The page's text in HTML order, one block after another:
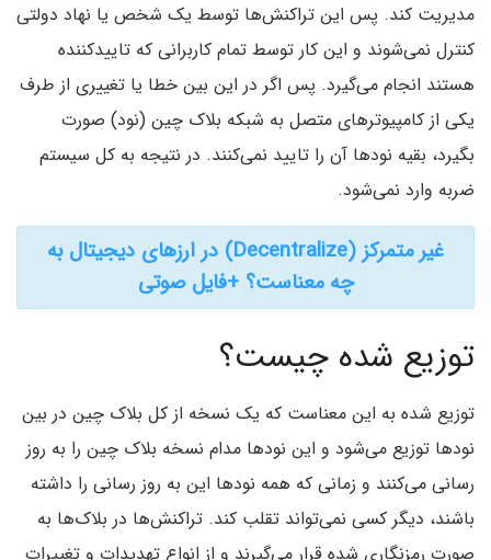
مدیریت کند. پس این تراکنش‌ها توسط یک شخص یا نهاد دولتی
کنترل نمی‌شوند و این کار توسط تمام کاربرانی که تاییدکننده
هستند انجام می‌گیرد. پس اگر در این بین خطا یا تغییری از طرف
یکی از کامپیوترهای متصل به شبکه بلاک چین (نود) صورت
بگیرد، بقیه نودها آن را تایید نمی‌کنند. در نتیجه به کل سیستم
ضربه وارد نمی‌شود.
غیر متمرکز (Decentralize) در ارزهای دیجیتال به
چه معناست؟ +فایل صوتی
توزیع شده چیست؟
توزیع شده به این معناست که یک نسخه از کل بلاک چین در بین
نودها توزیع می‌شود و این نودها مدام نسخه بلاک چین را به روز
رسانی می‌کنند و زمانی که همه نودها این به روز رسانی را داشته
باشند، دیگر کسی نمی‌تواند تقلب کند. تراکنش‌ها در بلاک‌ها به
صورت رمزنگاری شده قرار می‌گیرند و از انواع تهدیدات و تغییرات